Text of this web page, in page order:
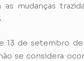
mudanças
13 de setembro de
se considera